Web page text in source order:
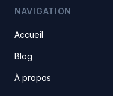
NAVIGATION
Accueil
Blog
À propos